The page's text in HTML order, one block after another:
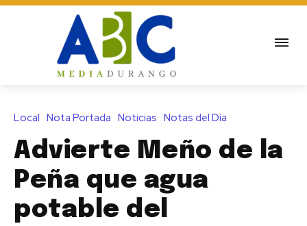
Local Nota Portada Noticias Notas del Día
Advierte Meño de la
Peña que agua
potable del